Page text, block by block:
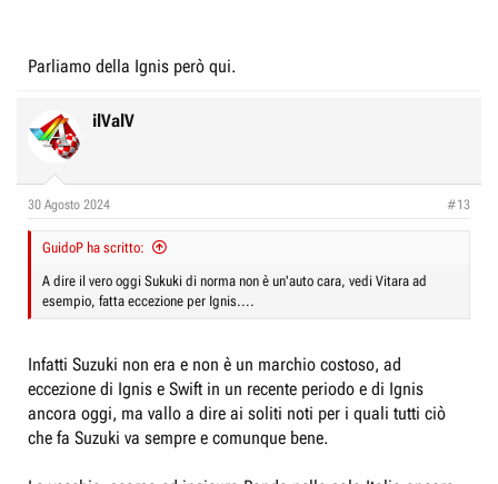
Parliamo della Ignis però qui.
ilValV
30 Agosto 2024 #13
GuidoP ha scritto:
A dire il vero oggi Sukuki di norma non è un'auto cara, vedi Vitara ad
esempio, fatta eccezione per Ignis....
Infatti Suzuki non era e non è un marchio costoso, ad
eccezione di Ignis e Swift in un recente periodo e di Ignis
ancora oggi, ma vallo a dire ai soliti noti per i quali tutti ciò
che fa Suzuki va sempre e comunque bene.